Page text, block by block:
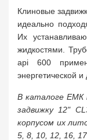
Клиновые
идеально
Их
жидкостями.
api 600
энергетической
В каталоге ЕМК
задвижку 12"
корпусом их
5, 8, 10, 12, 16, 17